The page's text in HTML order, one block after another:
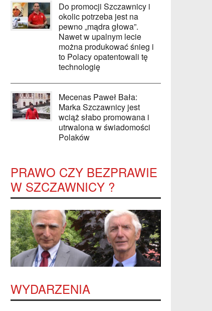
Do promocji Szczawnicy i
okolic potrzeba jest na
pewno „mądra głowa”.
Nawet w upalnym lecie
można produkować śnieg i
to Polacy opatentowali tę
technologię
Mecenas Paweł Bała:
Marka Szczawnicy jest
wciąż słabo promowana i
utrwalona w świadomości
Polaków
PRAWO CZY BEZPRAWIE
W SZCZAWNICY ?
WYDARZENIA